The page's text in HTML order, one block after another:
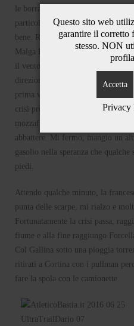
le borracce e ripartiamo in
particolarmente impegnativa,
bene. Raggiungiamo la cima e
Malga Ra Stua. Tre dei quattro
il vento e si abbassano le
direzione Val Travenanzes. La
prima volta il corpo si rifiuta di
crisi profonda, crisi talmente
mozzafiato, del tempo che passa e
abbattere. Mi fermo, mangio un
gasolio nella speranza che
piedi.
Attendo qualche minuto, la
punta delle scarpe, mi rialzo e
Fortunatamente la crisi passa,
fiume e alla fine raggiungo
Col Gallina sotto una pioggia
ritirati a Cortina con i pullman
fare la spola con le camionette.
Questo sito web
garantire il corretto
stesso. NON
Accetta
Privacy